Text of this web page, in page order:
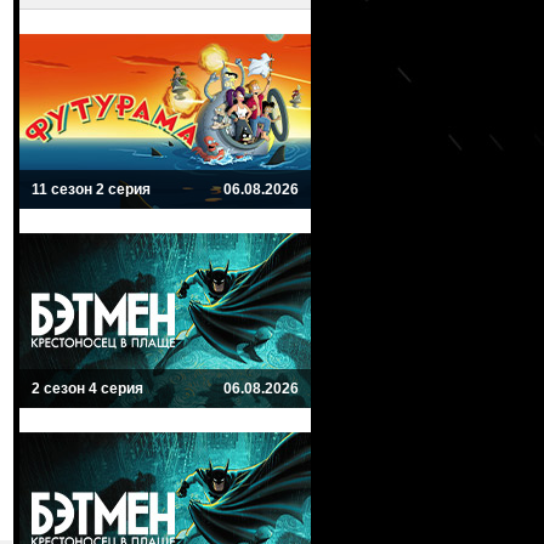
11 сезон 2 серия 06.08.2026
2 сезон 4 серия 06.08.2026